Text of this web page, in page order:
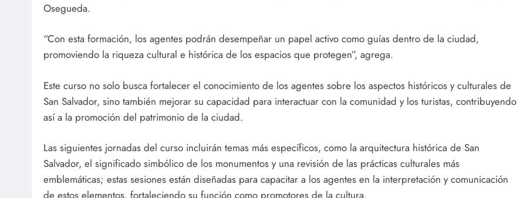
Osegueda.
“Con esta formación, los agentes podrán desempeñar un papel activo como guías dentro de la ciudad,
promoviendo la riqueza cultural e histórica de los espacios que protegen”, agrega.
Este curso no solo busca fortalecer el conocimiento de los agentes sobre los aspectos históricos y culturales de
San Salvador, sino también mejorar su capacidad para interactuar con la comunidad y los turistas, contribuyendo
así a la promoción del patrimonio de la ciudad.
Las siguientes jornadas del curso incluirán temas más específicos, como la arquitectura histórica de San
Salvador, el significado simbólico de los monumentos y una revisión de las prácticas culturales más
emblemáticas; estas sesiones están diseñadas para capacitar a los agentes en la interpretación y comunicación